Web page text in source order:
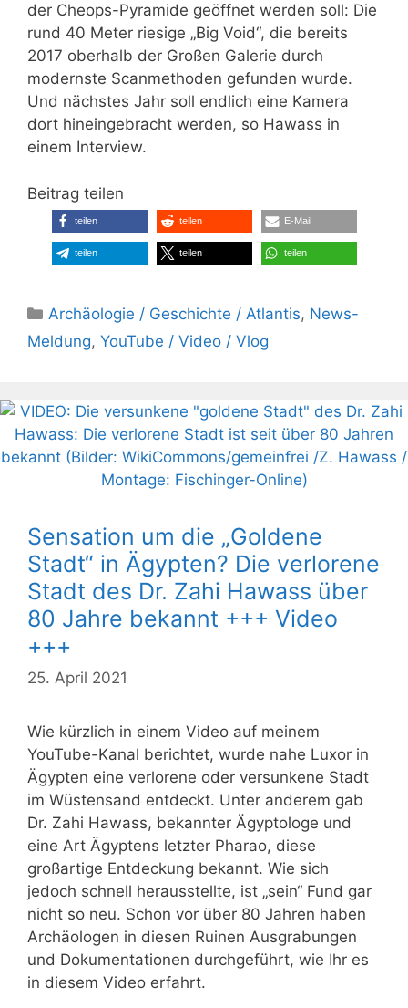
der Cheops-Pyramide geöffnet werden soll: Die
rund 40 Meter riesige „Big Void“, die bereits
2017 oberhalb der Großen Galerie durch
modernste Scanmethoden gefunden wurde.
Und nächstes Jahr soll endlich eine Kamera
dort hineingebracht werden, so Hawass in
einem Interview.
Beitrag teilen
teilen teilen E-Mail
teilen teilen teilen
Kategorien
Archäologie / Geschichte / Atlantis, News-
Meldung, YouTube / Video / Vlog
Sensation um die „Goldene
Stadt“ in Ägypten? Die verlorene
Stadt des Dr. Zahi Hawass über
80 Jahre bekannt +++ Video
+++
25. April 2021
Wie kürzlich in einem Video auf meinem
YouTube-Kanal berichtet, wurde nahe Luxor in
Ägypten eine verlorene oder versunkene Stadt
im Wüstensand entdeckt. Unter anderem gab
Dr. Zahi Hawass, bekannter Ägyptologe und
eine Art Ägyptens letzter Pharao, diese
großartige Entdeckung bekannt. Wie sich
jedoch schnell herausstellte, ist „sein“ Fund gar
nicht so neu. Schon vor über 80 Jahren haben
Archäologen in diesen Ruinen Ausgrabungen
und Dokumentationen durchgeführt, wie Ihr es
in diesem Video erfahrt.